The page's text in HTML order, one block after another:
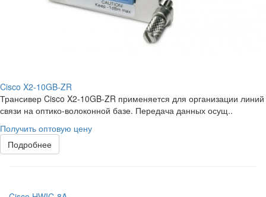
Cisco X2-10GB-ZR
Трансивер Cisco X2-10GB-ZR применяется для организации линий
связи на оптико-волоконной базе. Передача данных осущ..
Получить оптовую цену
Подробнее